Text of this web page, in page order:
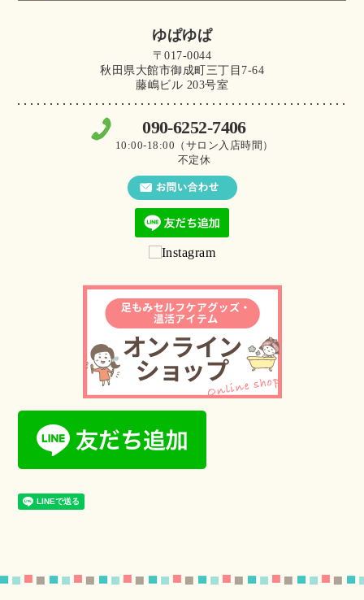
ゆぱゆぱ
〒017-0044
秋田県大館市御成町三丁目7-64
藤嶋ビル 203号室
090-6252-7406
10:00-18:00（サロン入店時間）
不定休